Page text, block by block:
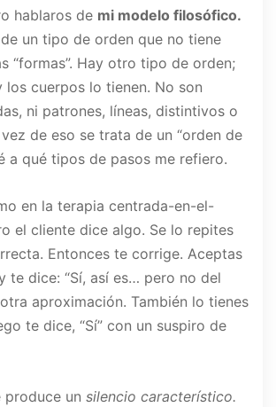
hablaros de mi modelo filosófico.
un tipo de orden que no tiene
“formas”. Hay otro tipo de orden;
los cuerpos lo tienen. No son
ni patrones, líneas, distintivos o
de eso se trata de un “orden de
a qué tipos de pasos me refiero.
en la terapia centrada-en-el-
el cliente dice algo. Se lo repites
Entonces te corrige. Aceptas
te dice: “Sí, así es… pero no del
aproximación. También lo tienes
te dice, “Sí” con un suspiro de
produce un silencio característico.